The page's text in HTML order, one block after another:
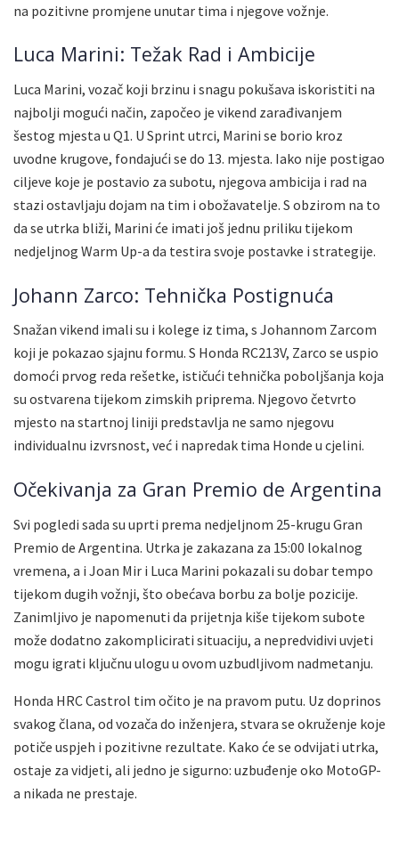
na pozitivne promjene unutar tima i njegove vožnje.
Luca Marini: Težak Rad i Ambicije
Luca Marini, vozač koji brzinu i snagu pokušava iskoristiti na
najbolji mogući način, započeo je vikend zarađivanjem
šestog mjesta u Q1. U Sprint utrci, Marini se borio kroz
uvodne krugove, fondajući se do 13. mjesta. Iako nije postigao
ciljeve koje je postavio za subotu, njegova ambicija i rad na
stazi ostavljaju dojam na tim i obožavatelje. S obzirom na to
da se utrka bliži, Marini će imati još jednu priliku tijekom
nedjeljnog Warm Up-a da testira svoje postavke i strategije.
Johann Zarco: Tehnička Postignuća
Snažan vikend imali su i kolege iz tima, s Johannom Zarcom
koji je pokazao sjajnu formu. S Honda RC213V, Zarco se uspio
domoći prvog reda rešetke, ističući tehnička poboljšanja koja
su ostvarena tijekom zimskih priprema. Njegovo četvrto
mjesto na startnoj liniji predstavlja ne samo njegovu
individualnu izvrsnost, već i napredak tima Honde u cjelini.
Očekivanja za Gran Premio de Argentina
Svi pogledi sada su uprti prema nedjeljnom 25-krugu Gran
Premio de Argentina. Utrka je zakazana za 15:00 lokalnog
vremena, a i Joan Mir i Luca Marini pokazali su dobar tempo
tijekom dugih vožnji, što obećava borbu za bolje pozicije.
Zanimljivo je napomenuti da prijetnja kiše tijekom subote
može dodatno zakomplicirati situaciju, a nepredvidivi uvjeti
mogu igrati ključnu ulogu u ovom uzbudljivom nadmetanju.
Honda HRC Castrol tim očito je na pravom putu. Uz doprinos
svakog člana, od vozača do inženjera, stvara se okruženje koje
potiče uspjeh i pozitivne rezultate. Kako će se odvijati utrka,
ostaje za vidjeti, ali jedno je sigurno: uzbuđenje oko MotoGP-
a nikada ne prestaje.